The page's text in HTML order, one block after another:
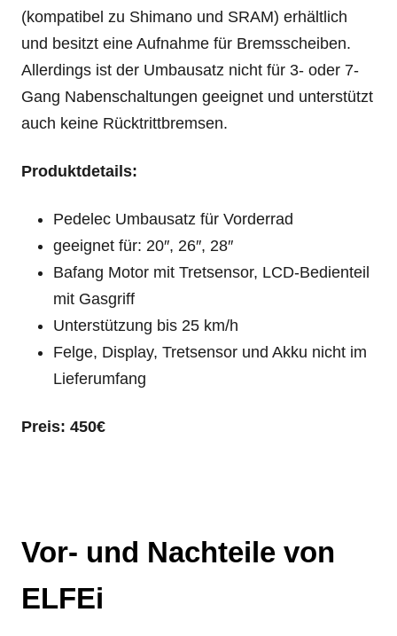
(kompatibel zu Shimano und SRAM) erhältlich
und besitzt eine Aufnahme für Bremsscheiben.
Allerdings ist der Umbausatz nicht für 3- oder 7-
Gang Nabenschaltungen geeignet und unterstützt
auch keine Rücktrittbremsen.
Produktdetails:
Pedelec Umbausatz für Vorderrad
geeignet für: 20″, 26″, 28″
Bafang Motor mit Tretsensor, LCD-Bedienteil
mit Gasgriff
Unterstützung bis 25 km/h
Felge, Display, Tretsensor und Akku nicht im
Lieferumfang
Preis: 450€
Vor- und Nachteile von
ELFEi